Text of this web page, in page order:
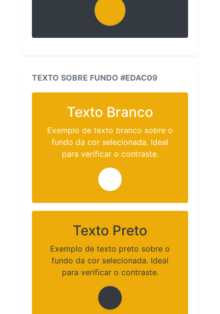
TEXTO SOBRE FUNDO #EDAC09
Texto Branco
Exemplo de texto branco sobre o
fundo da cor selecionada. Ideal
para verificar o contraste.
Texto Preto
Exemplo de texto preto sobre o
fundo da cor selecionada. Ideal
para verificar o contraste.